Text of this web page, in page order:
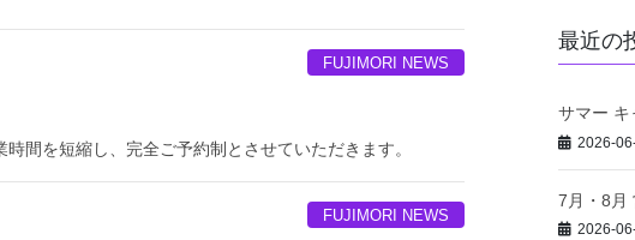
FUJIMORI NEWS
間を短縮し、完全ご予約制とさせていただきます。
FUJIMORI NEWS
最近の
サマー キ
2026-
7月・8月
2026-